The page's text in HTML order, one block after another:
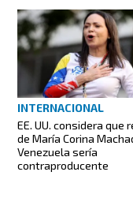
INTERNACIONAL
EE. UU. considera que
de María Corina
Venezuela sería
contraproducente